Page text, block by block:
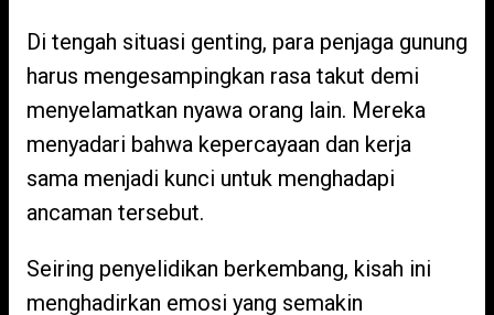
Di tengah situasi genting, para penjaga gunung
harus mengesampingkan rasa takut demi
menyelamatkan nyawa orang lain. Mereka
menyadari bahwa kepercayaan dan kerja
sama menjadi kunci untuk menghadapi
ancaman tersebut.
Seiring penyelidikan berkembang, kisah ini
menghadirkan emosi yang semakin